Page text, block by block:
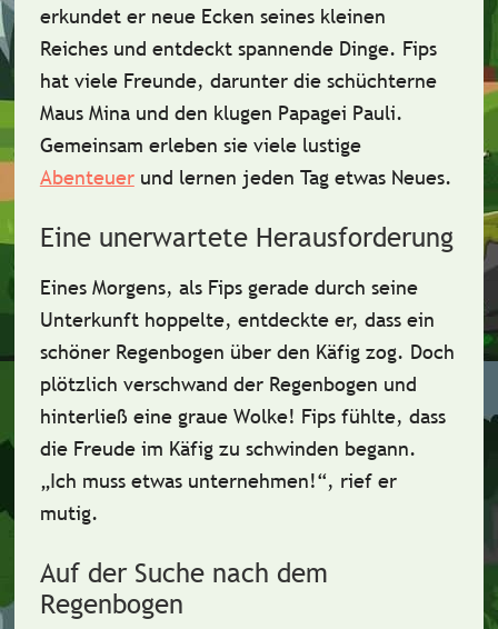
erkundet er neue Ecken seines kleinen
Reiches und entdeckt spannende Dinge. Fips
hat viele Freunde, darunter die schüchterne
Maus Minaund den klugen Papagei Pauli.
Gemeinsam erleben sie viele lustige
Abenteuerund lernen jeden Tag etwas Neues.
Eine unerwartete Herausforderung
Eines Morgens, als Fips gerade durch seine
Unterkunft hoppelte, entdeckte er, dass ein
schöner Regenbogen über den Käfig zog. Doch
plötzlich verschwand der Regenbogen und
hinterließ eine graue Wolke! Fips fühlte, dass
die Freude im Käfig zu schwinden begann.
„Ich muss etwas unternehmen!“, rief er
mutig.
Auf der Suche nach dem
Regenbogen